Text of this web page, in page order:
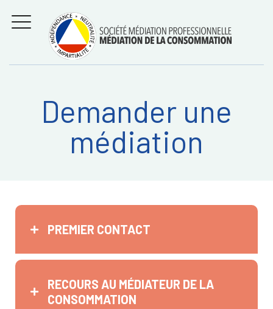
Régler les litiges
entre
consommateurs et
professionnels avec
la médiation de la
consommation
MENU
Recherche
Demander une
médiation
PREMIER CONTACT
RECOURS AU MÉDIATEUR DE LA
CONSOMMATION